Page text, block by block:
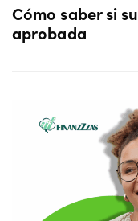
Cómo saber si
aprobada